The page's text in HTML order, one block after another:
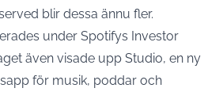
blir dessa ännu fler.
under Spotifys Investor
även visade upp Studio, en ny
för musik, poddar och